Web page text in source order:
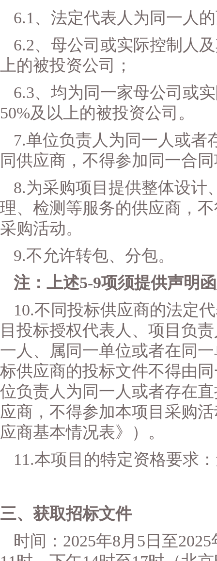
6.1、法定代表人为同一人
6.2、母公司或实际控制人
上的被投资公司；
6.3、均为同一家母公司或
50%及以上的被投资公司。
7.单位负责人为同一人或者
同供应商，不得参加同一合
8.为采购项目提供整体设计
理、检测等服务的供应商，
采购活动。
9.不允许转包、分包。
注：上述5-9项须提供声明
10.不同投标供应商的法定
目投标授权代表人、项目负
一人、属同一单位或者在同
标供应商的投标文件不得由
位负责人为同一人或者存在
应商，不得参加本项目采购
应商基本情况表》）。
11.本项目的特定资格要求
三、获取招标文件
时间： 2025年8月 5 日至2025